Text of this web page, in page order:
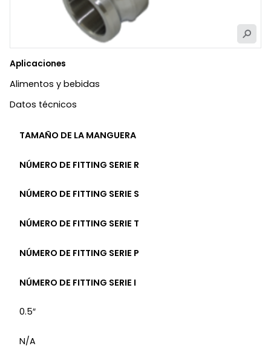
Aplicaciones
Alimentos y bebidas
Datos técnicos
TAMAÑO DE LA MANGUERA
NÚMERO DE FITTING SERIE R
NÚMERO DE FITTING SERIE S
NÚMERO DE FITTING SERIE T
NÚMERO DE FITTING SERIE P
NÚMERO DE FITTING SERIE I
0.5″
N/A